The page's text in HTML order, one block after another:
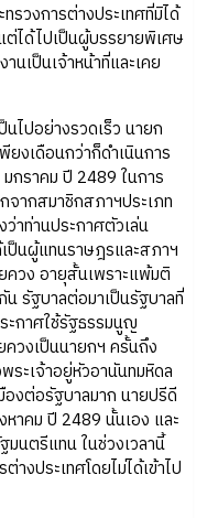
รวงการต่างประเทศที่มิได้
ต่ได้ไปเป็นผู้บรรยายพิเศษ
นเป็นเจ้าหน้าที่และเคย
นไปอย่างรวดเร็ว นายก
ยงเดือนกว่าก็ดำเนินการ
กราคม ปี 2489 ในการ
ากสมาชิกสภาฯประเภท
าท่านประกาศตัวเล่น
ป็นผู้แทนราษฎรและสภาฯ
ควง อายุสั้นเพราะแพ้มติ
รัฐบาลต่อมาเป็นรัฐบาลที่
ะกาศใช้รัฐธรรมนูญ
วงเป็นนายกฯ ครั้นถึง
ะเจ้าอยู่หัวอานันทมหิดล
องต่อรัฐบาลมาก นายปรีดี
าคม ปี 2489 นั้นเอง และ
มนตรีแทน ในช่วงเวลานี้
งประเทศโดยไม่ได้เข้าไป